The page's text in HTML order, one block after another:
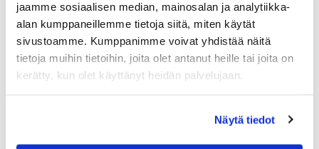
jaamme sosiaalisen median, mainosalan ja analytiikka-
alan kumppaneillemme tietoja siitä, miten käytät
sivustoamme. Kumppanimme voivat yhdistää näitä
tietoja muihin tietoihin, joita olet antanut heille tai joita on
kerätty, kun olet käyttänyt heidän palvelujaan.
Näytä tiedot
Tuoreimmat uutiset
04.08.
Ilmoittaudu heti!
​​​​​​​Senioreiden seuraottelu SHG - PGK 13.8.2026.
PGK:n miesten ja naisten seuran mestaruudesta pelataan